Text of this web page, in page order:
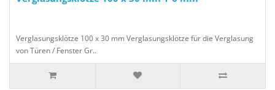
Verglasungsklötze 100 x 30 mm Verglasungsklötze für die Verglasung
von Türen / Fenster Gr..